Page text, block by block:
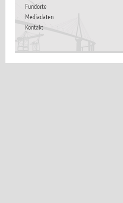
Fundorte
Mediadaten
Kontakt